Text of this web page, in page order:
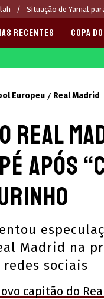
Situação de Yamal
de apostas 2025
RECENTES COPA
Europeu Real Madrid
Real
após
Madrid na
sociais
capitão do